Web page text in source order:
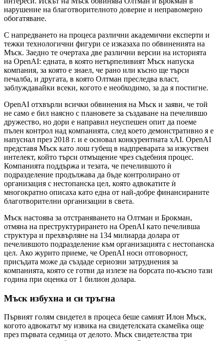
нарушение на благотворителното доверие и неправомерно
обогатяване.
С напредването на процеса различни академични експерти и
тежки технологични фигури се изказаха по обвиненията на
Мъск. Заедно те очертаха две различни версии на историята
на OpenAI: едната, в която нетърпеливият Мъск напуска
компания, за която е знаел, че рано или късно ще търси
печалба, и другата, в която Олтман преследва власт,
заблуждавайки всеки, когото е необходимо, за да я постигне.
OpenAI отхвърли всички обвинения на Мъск и заяви, че той
не само е бил наясно с плановете за създаване на печелившо
дружество, но дори е направил неуспешен опит да поеме
пълен контрол над компанията, след което демонстративно я е
напуснал през 2018 г. и е основал конкурентната xAI. OpenAI
представя Мъск като лош губещ в надпреварата за изкуствен
интелект, който търси отмъщение чрез съдебния процес.
Компанията поддържа и тезата, че печелившото ѝ
подразделение продължава да бъде контролирано от
организация с нестопанска цел, която адвокатите ѝ
многократно описаха като една от най-добре финансираните
благотворителни организации в света.
Мъск настоява за отстраняването на Олтман и Брокман,
отмяна на преструктурирането на OpenAI като печеливша
структура и прехвърляне на 134 милиарда долара от
печелившото подразделение към организацията с нестопанска
цел. Ако журито приеме, че OpenAI носи отговорност,
присъдата може да създаде сериозни затруднения за
компанията, която се готви да излезе на борсата по-късно тази
година при оценка от 1 билион долара.
Мъск избухна и си тръгна
Първият голям свидетел в процеса беше самият Илон Мъск,
когото адвокатът му извика на свидетелската скамейка още
през първата седмица от делото. Мъск свидетелства три